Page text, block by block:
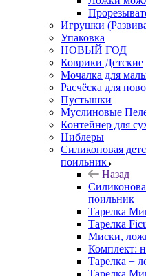
Игрушки
Упаковка
НОВЫЙ ГОД
Коврики Детские
Мочалка для
Расчёска для
Пустышки
Муслиновые
Контейнер для
Ниблеры
Силиконовая
поильник
Назад
поильник
Тарелка
Тарелка
Миски,
Комплект:
Тарелка +
Тарелка